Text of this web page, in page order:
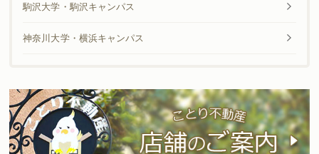
駒沢大学・駒沢キャンパス
神奈川大学・横浜キャンパス